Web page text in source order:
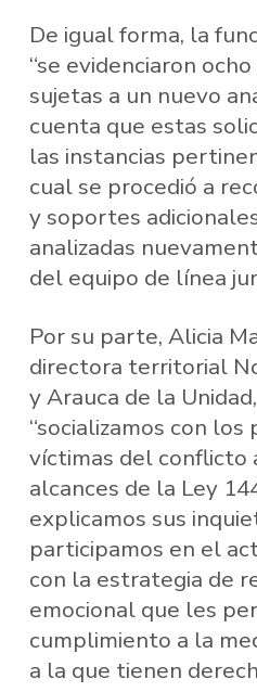
De igual forma, la
“se evidenciaron
sujetas a un nuevo
cuenta que estas
las instancias
cual se procedió a
y soportes
analizadas
del equipo de línea
Por su parte, Alicia
directora territorial
y Arauca de la
“socializamos con
víctimas del conflicto
alcances de la Ley
explicamos sus
participamos en el
con la estrategia de
emocional que les
cumplimiento a la
a la que tienen